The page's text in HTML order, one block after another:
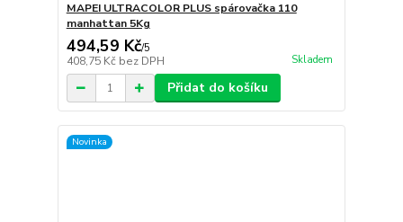
MAPEI ULTRACOLOR PLUS spárovačka 110
manhattan 5Kg
494,59 Kč/5
408,75 Kč bez DPH Skladem
Přidat do košíku
Novinka